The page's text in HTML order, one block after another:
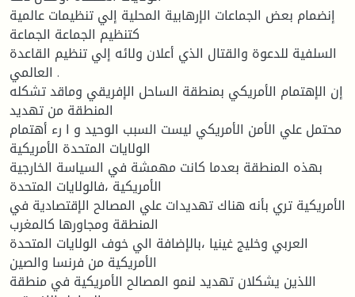
إنضمام بعض الجماعات الإرهابية المحلية إلي تنظيمات عالمية
كتنظيم الجماعة الجماعة
السلفية للدعوة والقتال الذي أعلان ولائه إلي تنظيم القاعدة
العالمي .
إن الإهتمام الأمريكي بمنطقة الساحل الإفريقي وماقد تشكله
المنطقة من تهديد
محتمل علي الأمن الأمريكي ليست السبب الوحيد و ا رء أهتمام
الولايات المتحدة الأمريكية
بهذه المنطقة بعدما كانت مهمشة في السياسة الخارجية
الأمريكية ،فالولايات المتحدة
الأمريكية تري بأنه هناك تهديدات علي المصالح الإقتصادية في
المنطقة ومجاورها كالمغرب
العربي وخليج غينيا ،بالإضافة الي خوف الولايات المتحدة
الأمريكية من فرنسا والصين
اللذين يشكلان تهديد لنمو المصالح الأمريكية في منطقة